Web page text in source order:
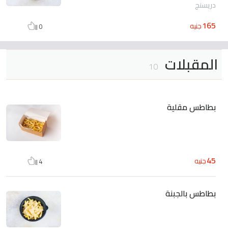
دريسنج
165جنيه 0
المقبلات 10
بطاطس مقلية
45جنيه 4
بطاطس بالجبنة